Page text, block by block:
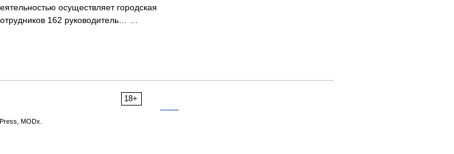
осуществляет городская
162 руководитель… …
18+
MODx.